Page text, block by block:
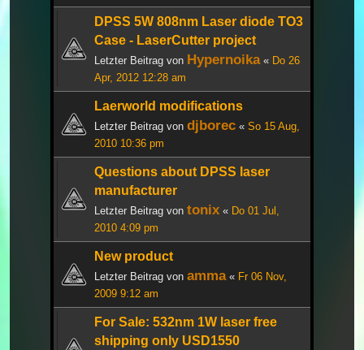
DPSS 5W 808nm Laser diode TO3
Case - LaserCutter project
Letzter Beitrag von Hypernoika« Do 26
Apr, 2012 12:28 am
Laerworld modifications
Letzter Beitrag von djborec « So 15 Aug,
2010 10:36 pm
Questions about DPSS laser
manufacturer
Letzter Beitrag von tonix « Do 01 Jul,
2010 4:09 pm
New product
Letzter Beitrag von amma« Fr 06 Nov,
2009 9:12 am
For Sale: 532nm 1W laser free
shipping only USD1550